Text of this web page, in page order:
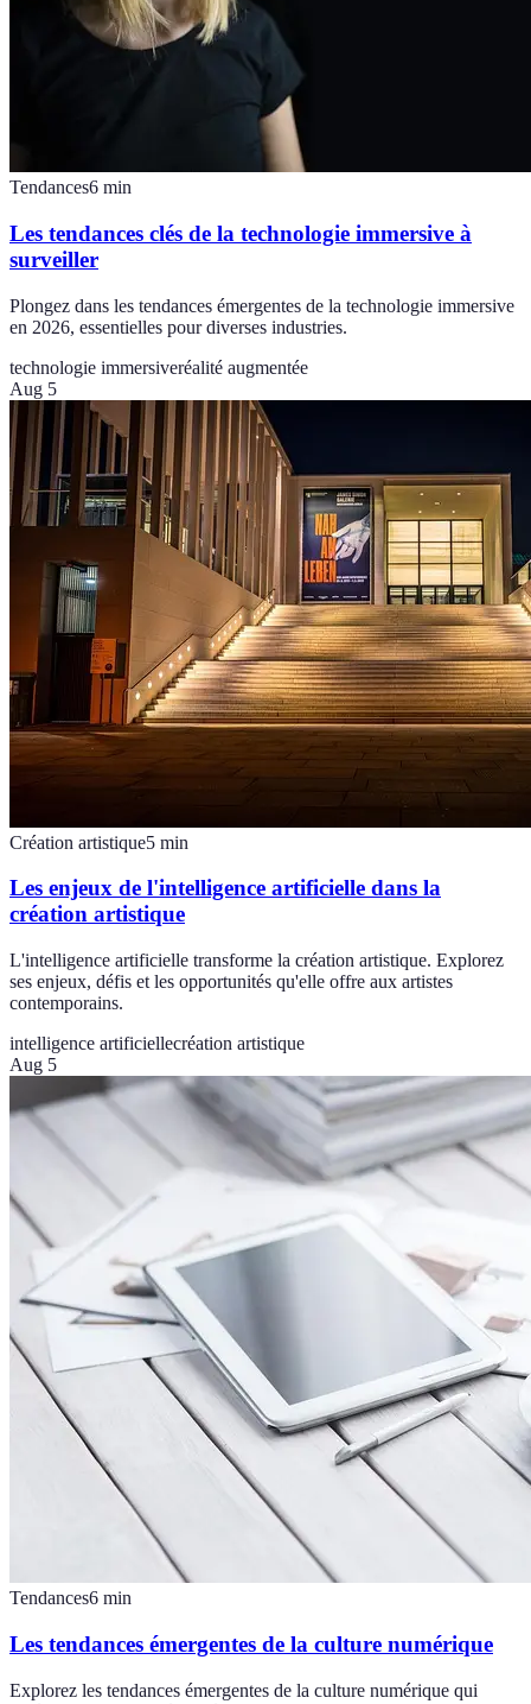
Tendances6 min
Les tendances clés de la technologie immersive à
surveiller
Plongez dans les tendances émergentes de la technologie immersive
en 2026, essentielles pour diverses industries.
technologie immersiveréalité augmentée
Aug 5
Création artistique5 min
Les enjeux de l'intelligence artificielle dans la
création artistique
L'intelligence artificielle transforme la création artistique. Explorez
ses enjeux, défis et les opportunités qu'elle offre aux artistes
contemporains.
intelligence artificiellecréation artistique
Aug 5
Tendances6 min
Les tendances émergentes de la culture numérique
Explorez les tendances émergentes de la culture numérique qui